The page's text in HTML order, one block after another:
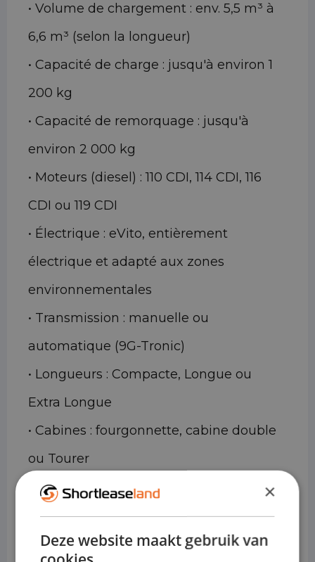
• Volume de chargement : env. 5,5 m³ à
6,6 m³ (selon la longueur)
• Capacité de charge : jusqu'à environ 1
200 kg
• Capacité de remorquage : jusqu'à
environ 2 000 kg
• Moteurs (diesel) : 110 CDI, 114 CDI, 116
CDI ou 119 CDI
• Électrique : eVito, entièrement
électrique et adapté aux zones
environnementales
• Transmission : manuelle ou
automatique (9G-Tronic)
• Longueurs : Compacte, Longue ou
Extra Longue
• Cabines : fourgonnette, cabine double
ou Tourer
Pourquoi le Mercedes-Benz
Vito est idéal pour la location
courte durée
×
Deze website maakt gebruik van